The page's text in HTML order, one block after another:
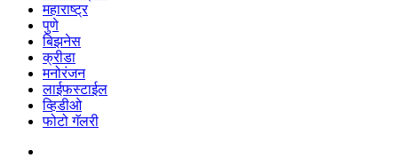
महाराष्ट्र
पुणे
बिझनेस
क्रीडा
मनोरंजन
लाईफस्टाईल
व्हिडीओ
फोटो गॅलरी